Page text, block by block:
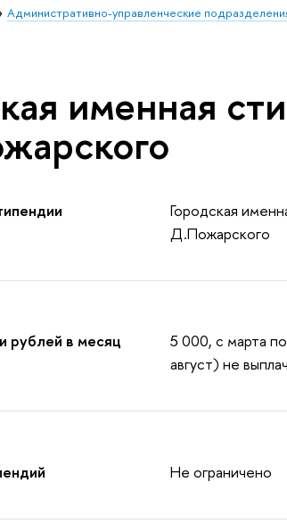
Административно-управленческие
именная
Городская
Д.Пожарского
рублей в месяц
5 000, с марта
август) не
Не ограничено